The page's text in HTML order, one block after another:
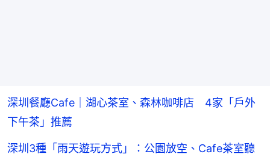
深圳餐廳Cafe｜湖心茶室、森林咖啡店 4家「戶外
下午茶」推薦
深圳3種「雨天遊玩方式」：公園放空、Cafe茶室聽